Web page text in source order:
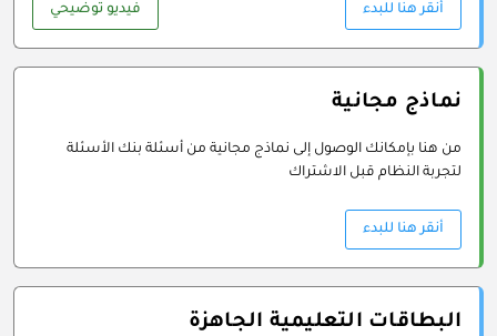
أنقر هنا للبدء فيديو توضيحي
نماذج مجانية
من هنا بإمكانك الوصول إلى نماذج مجانية من أسئلة بنك الأسئلة
لتجربة النظام قبل الاشتراك
أنقر هنا للبدء
البطاقات التعليمية الجاهزة